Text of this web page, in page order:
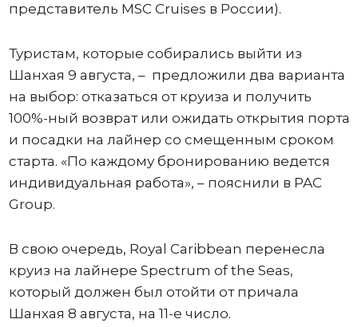
представитель MSC Cruises в России).
Туристам, которые собирались выйти из
Шанхая 9 августа, – предложили два варианта
на выбор: отказаться от круиза и получить
100%-ный возврат или ожидать открытия порта
и посадки на лайнер со смещенным сроком
старта. «По каждому бронированию ведется
индивидуальная работа», – пояснили в PAC
Group.
В свою очередь, Royal Caribbean перенесла
круиз на лайнере Spectrum of the Seas,
который должен был отойти от причала
Шанхая 8 августа, на 11-е число.